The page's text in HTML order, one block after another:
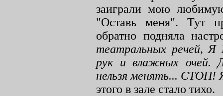
заиграли мою
"Оставь меня". Тут
обратно подняла
театральных
рук и влажных очей.
нельзя менять...
этого в зале стало тихо.